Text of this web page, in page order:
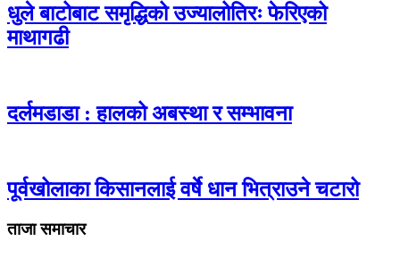
धुले बाटोबाट समृद्धिको उज्यालोतिरः फेरिएको
माथागढी
दर्लमडाडा : हालको अबस्था र सम्भावना
पूर्वखोलाका किसानलाई वर्षे धान भित्राउने चटारो
ताजा समाचार